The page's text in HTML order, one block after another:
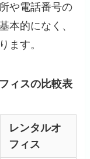
や電話番号の
本的になく、
ます。
ィスの比較表
レンタルオ
フィス